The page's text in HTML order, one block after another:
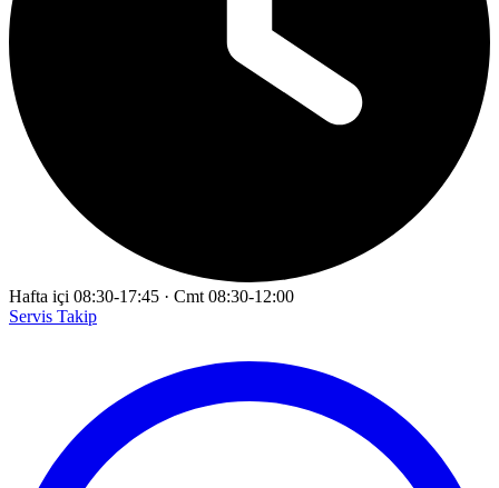
Hafta içi 08:30-17:45 · Cmt 08:30-12:00
Servis Takip